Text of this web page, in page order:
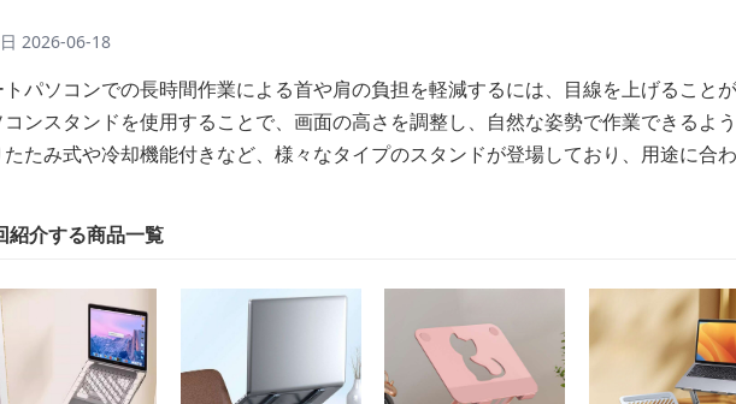
2026-06-18
トパソコンでの長時間作業による首や肩の負担を軽減するには、目線を上げることが
ンスタンドを使用することで、画面の高さを調整し、自然な姿勢で作業できるよう
たみ式や冷却機能付きなど、様々なタイプのスタンドが登場しており、用途に合わ
紹介する商品一覧